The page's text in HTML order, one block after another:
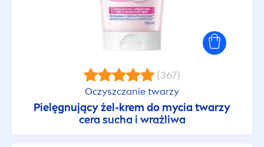
(367)
Oczyszczanie twarzy
Pielęgnujący żel-krem do mycia twarzy
cera sucha i wrażliwa